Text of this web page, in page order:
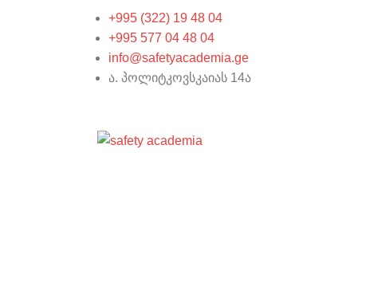
+995 (322) 19 48 04
+995 577 04 48 04
info@safetyacademia.ge
ა. პოლიტკოვსკაიას 14ა